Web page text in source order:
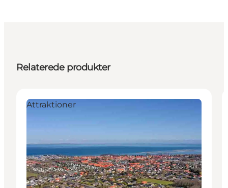
Relaterede produkter
Attraktioner